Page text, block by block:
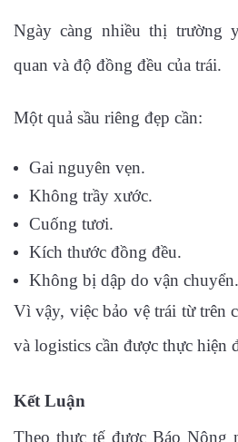
Ngày càng nhiều thị trường
quan và độ đồng đều của trái.
Một quả sầu riêng đẹp cần:
Gai nguyên vẹn.
Không trầy xước.
Cuống tươi.
Kích thước đồng đều.
Không bị dập do vận chuyển.
Vì vậy, việc bảo vệ trái từ trên
và logistics cần được thực hiện
Kết Luận
Theo thực tế được Báo Nông